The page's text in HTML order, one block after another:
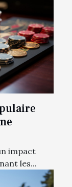
impact
les...